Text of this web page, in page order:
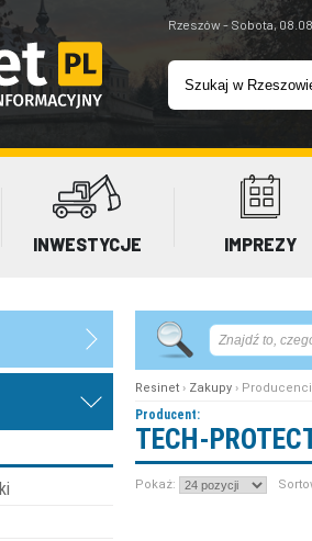
Rzeszów - Sobota,
INWESTYCJE IMPREZY
Resinet › Zakupy › Producenci
Producent:
TECH-
Pokaż: